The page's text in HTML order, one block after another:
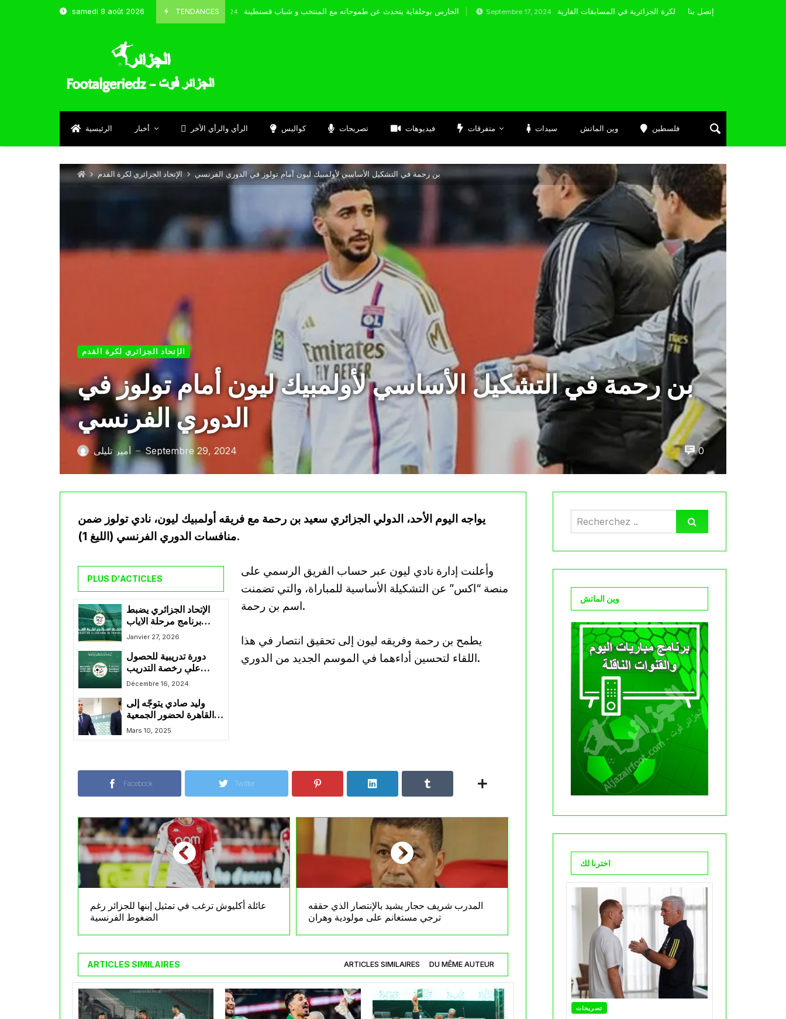
samedi 8 août 2026 TENDANCES
Octobre 8, 2024 الحارس بوحلفاية يتحدث عن طموحاته مع المنتخب و شباب قسنطينة Septembre 17, 2024 إتصل بنا
الرئيسية أخبار الرأي والرأي الأخر كواليس تصريحات فيديوهات متفرقات سيدات وين الماتش فلسطين
الإتحاد الجزائري لكرة القدم بن رحمة في التشكيل الأساسي لأولمبيك ليون أمام تولوز في الدوري الفرنسي
الإتحاد الجزائري لكرة القدم
بن رحمة في التشكيل الأساسي لأولمبيك ليون أمام تولوز في
الدوري الفرنسي
أمير تليلي — Septembre 29, 2024 0
يواجه اليوم الأحد، الدولي الجزائري سعيد بن رحمة مع فريقه أولمبيك ليون، نادي تولوز ضمن
منافسات الدوري الفرنسي (الليغ 1).
PLUS D'ACTICLES
الإتحاد الجزائري يضبط
برنامج مرحلة الاياب
لجميع الأصناف
Janvier 27, 2026
دورة تدريبية للحصول
على رخصة التدريب
“كاف أ” بسيدي موسى
سابقين
Décembre 16, 2024
وليد صادي يتوجّه إلى
القاهرة لحضور الجمعية
العامة الانتخابية
لـ”الكاف”
Mars 10, 2025
وأعلنت إدارة نادي ليون عبر حساب الفريق الرسمي على
منصة “اكس” عن التشكيلة الأساسية للمباراة، والتي تضمنت
اسم بن رحمة.
يطمح بن رحمة وفريقه ليون إلى تحقيق انتصار في هذا
اللقاء لتحسين أداءهما في الموسم الجديد من الدوري.
Facebook Twitter
عائلة أكليوش ترغب في تمثيل إبنها للجزائر رغم
الضغوط الفرنسية
المدرب شريف حجار يشيد بالإنتصار الذي حققه
ترجي مستغانم على مولودية وهران
ARTICLES SIMILAIRES ARTICLES SIMILAIRES DU MÊME AUTEUR
وين الماتش
اخترنا لك
تصريحات